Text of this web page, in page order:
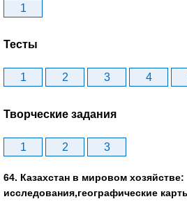
1
Тесты
1 2 3 4
Творческие задания
1 2 3
64. Казахстан в мировом хозяйстве:
исследования,географические